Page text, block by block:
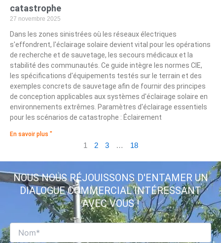
catastrophe
27 novembre 2025
Dans les zones sinistrées où les réseaux électriques
s'effondrent, l'éclairage solaire devient vital pour les opérations
de recherche et de sauvetage, les secours médicaux et la
stabilité des communautés. Ce guide intègre les normes CIE,
les spécifications d'équipements testés sur le terrain et des
exemples concrets de sauvetage afin de fournir des principes
de conception applicables aux systèmes d'éclairage solaire en
environnements extrêmes. Paramètres d'éclairage essentiels
pour les scénarios de catastrophe : Éclairement
En savoir plus "
1 2 3 … 18
NOUS NOUS RÉJOUISSONS D'ENTAMER UN
DIALOGUE COMMERCIAL INTÉRESSANT
AVEC VOUS !